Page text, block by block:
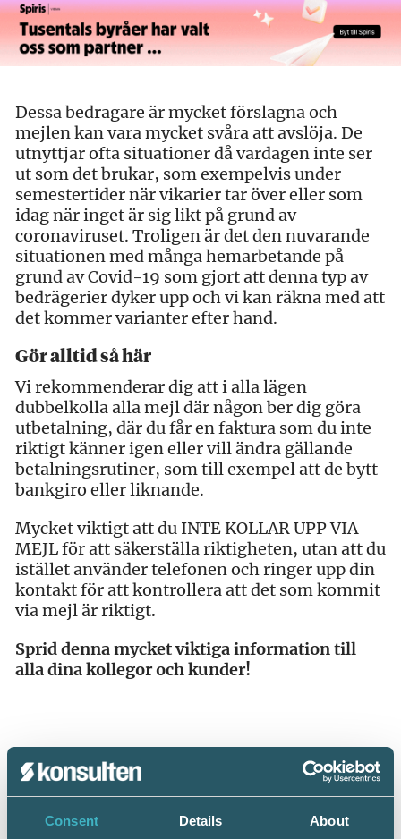
Consent Details About
Dessa bedragare är mycket förslagna och
mejlen kan vara mycket svåra att avslöja. De
utnyttjar ofta situationer då vardagen inte ser
ut som det brukar, som exempelvis under
semestertider när vikarier tar över eller som
idag när inget är sig likt på grund av
coronaviruset. Troligen är det den nuvarande
situationen med många hemarbetande på
grund av Covid-19 som gjort att denna typ av
bedrägerier dyker upp och vi kan räkna med att
det kommer varianter efter hand.
Gör alltid så här
Vi rekommenderar dig att i alla lägen
dubbelkolla alla mejl där någon ber dig göra
utbetalning, där du får en faktura som du inte
riktigt känner igen eller vill ändra gällande
betalningsrutiner, som till exempel att de bytt
bankgiro eller liknande.
Mycket viktigt att du INTE KOLLAR UPP VIA
MEJL för att säkerställa riktigheten, utan att du
istället använder telefonen och ringer upp din
kontakt för att kontrollera att det som kommit
via mejl är riktigt.
Sprid denna mycket viktiga information till
alla dina kollegor och kunder!
Dela: